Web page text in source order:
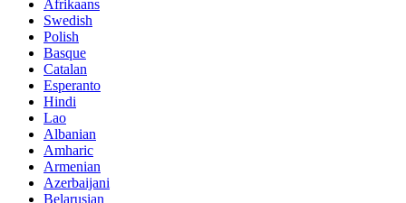
Afrikaans
Swedish
Polish
Basque
Catalan
Esperanto
Hindi
Lao
Albanian
Amharic
Armenian
Azerbaijani
Belarusian